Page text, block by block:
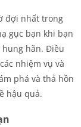
đợi nhất trong
gục bạn khi bạn
hãn. Điều
nhiệm vụ và
phá và thả hồn
hậu quả.